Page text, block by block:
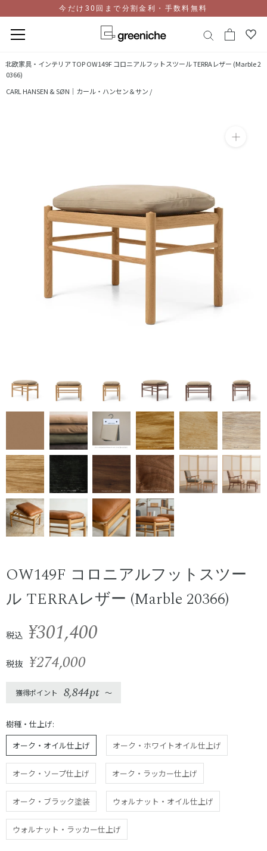
ン
ン
今だけ30回まで分割金利・手数料無料
北欧家具・インテリア TOPOW149F コロニアルフットスツール TERRAレザー (Marble 2
0366)
CARL HANSEN & SØN｜カール・ハンセン＆サン /
OW149F コロニアルフットスツー
ル TERRAレザー (Marble 20366)
税込 ¥301,400
税抜 ¥274,000
獲得ポイント 8,844pt 〜
樹種・仕上げ:
オーク・オイル仕上げ
オーク・ホワイトオイル仕上げ
オーク・ソープ仕上げ オーク・ラッカー仕上げ
オーク・ブラック塗装 ウォルナット・オイル仕上げ
ウォルナット・ラッカー仕上げ